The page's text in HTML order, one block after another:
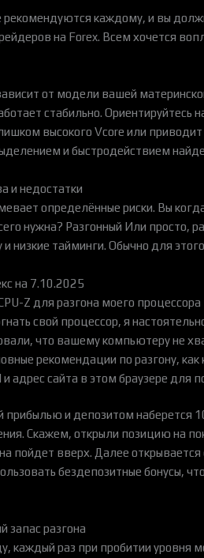
рекомендуются каждому, и вы
на Forex. Всем хочется
от модели вашей
стабильно.
высокого Vcore или
и быстродействием
и недостатки
определённые риски. Вы
нужна? Разгонный Или просто,
низкие тайминги. Обычно для
на 7.10.2025
Z для разгона моего процессора
свой процессор, я
что вашему компьютеру не
рекомендации по разгону,
и адрес сайта в этом браузере
и депозитом наберется
Скажем, открыли позицию на
пойдет вверх. Далее
бездепозитные бонусы,
запас разгона
каждый раз при пробитии уровня